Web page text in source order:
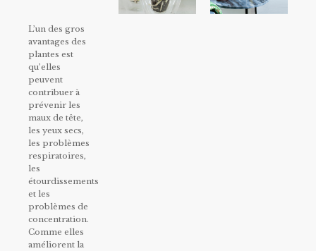
L’un des gros
avantages des
plantes est
qu’elles
peuvent
contribuer à
prévenir les
maux de tête,
les yeux secs,
les problèmes
respiratoires,
les
étourdissements
et les
problèmes de
concentration.
Comme elles
améliorent la